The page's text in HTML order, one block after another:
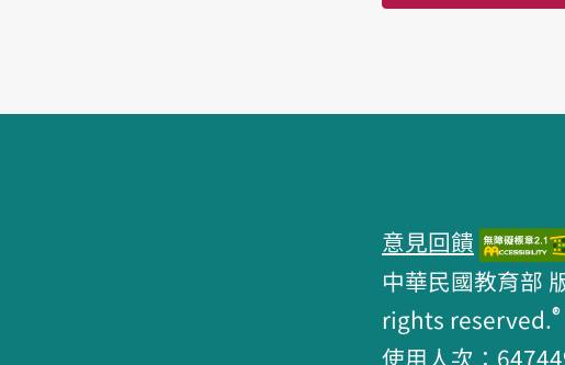
意見回饋
中華民國教育部
rights reserved.®
使用人次：